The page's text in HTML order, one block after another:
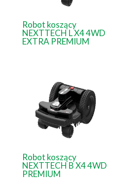
Robot koszący
NEXTTECH L X4 4WD
EXTRA PREMIUM
Robot koszący
NEXTTECH B X4 4WD
PREMIUM